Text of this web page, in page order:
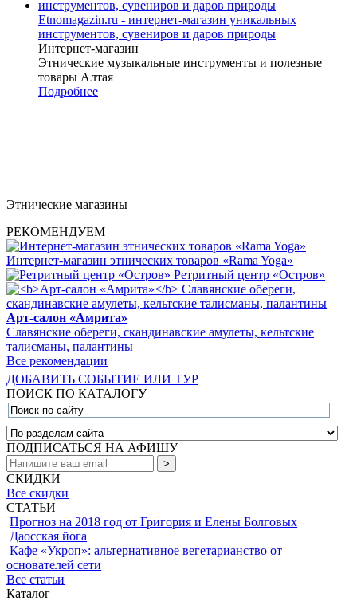
Etnomagazin.ru - интернет-магазин уникальных
инструментов, сувениров и даров природы
Интернет-магазин
Этнические музыкальные инструменты и полезные
товары Алтая
Подробнее
Этнические магазины
РЕКОМЕНДУЕМ
Интернет-магазин этнических товаров «Rama Yoga»
Ретритный центр «Остров»
Арт-салон «Амрита»
Славянские обереги, скандинавские амулеты, кельтские
талисманы, палантины
Все рекомендации
ДОБАВИТЬ СОБЫТИЕ ИЛИ ТУР
ПОИСК ПО КАТАЛОГУ
ПОДПИСАТЬСЯ НА АФИШУ
СКИДКИ
Все скидки
СТАТЬИ
Прогноз на 2018 год от Григория и Елены Болговых
Даосская йога
Кафе «Укроп»: альтернативное вегетарианство от
основателей сети
Все статьи
Каталог